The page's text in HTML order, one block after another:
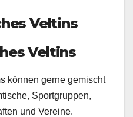
Veltins
Veltins
können gerne gemischt
Sportgruppen,
und Vereine.